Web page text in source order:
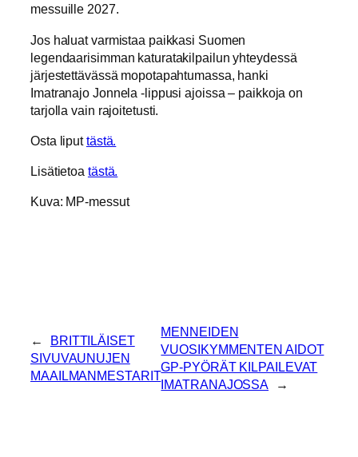
messuille 2027.
Jos haluat varmistaa paikkasi Suomen
legendaarisimman katuratakilpailun yhteydessä
järjestettävässä mopotapahtumassa, hanki
Imatranajo Jonnela -lippusi ajoissa – paikkoja on
tarjolla vain rajoitetusti.
Osta liputtästä.
Lisätietoa tästä.
Kuva: MP-messut
←
BRITTILÄISET
SIVUVAUNUJEN
MAAILMANMESTARIT
MENNEIDEN
VUOSIKYMMENTEN AIDOT
GP-PYÖRÄT KILPAILEVAT
IMATRANAJOSSA
→